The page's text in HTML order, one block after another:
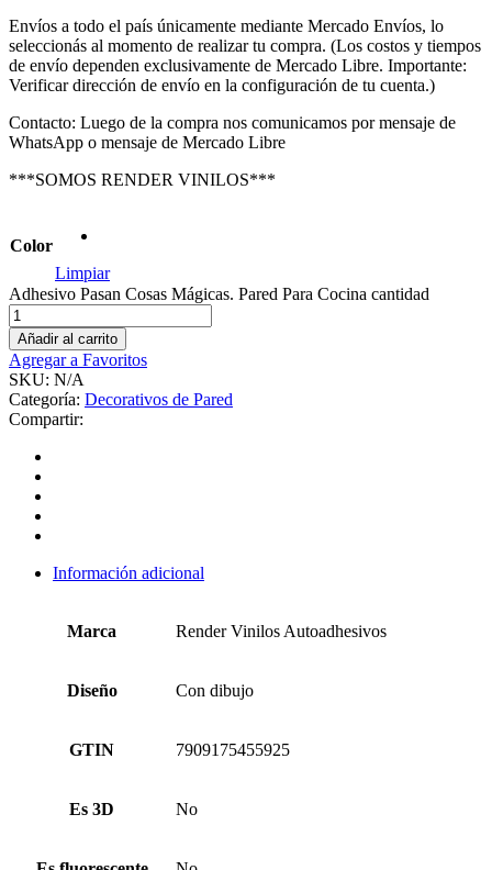
Envíos a todo el país únicamente mediante Mercado Envíos, lo
seleccionás al momento de realizar tu compra. (Los costos y tiempos
de envío dependen exclusivamente de Mercado Libre. Importante:
Verificar dirección de envío en la configuración de tu cuenta.)
Contacto: Luego de la compra nos comunicamos por mensaje de
WhatsApp o mensaje de Mercado Libre
***SOMOS RENDER VINILOS***
Color
Limpiar
Adhesivo Pasan Cosas Mágicas. Pared Para Cocina cantidad
Añadir al carrito
Agregar a Favoritos
SKU: N/A
Categoría: Decorativos de Pared
Compartir:
Información adicional
Marca Render Vinilos Autoadhesivos
Diseño Con dibujo
GTIN 7909175455925
Es 3D No